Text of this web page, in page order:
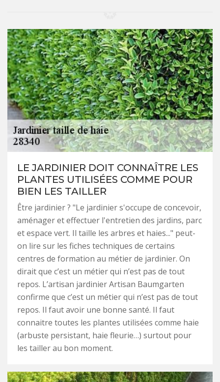
LE JARDINIER DOIT CONNAÎTRE LES
PLANTES UTILISÉES COMME POUR
BIEN LES TAILLER
Être jardinier ? "Le jardinier s'occupe de concevoir,
aménager et effectuer l'entretien des jardins, parc
et espace vert. Il taille les arbres et haies..." peut-
on lire sur les fiches techniques de certains
centres de formation au métier de jardinier. On
dirait que c’est un métier qui n’est pas de tout
repos. L’artisan jardinier Artisan Baumgarten
confirme que c’est un métier qui n’est pas de tout
repos. Il faut avoir une bonne santé. Il faut
connaitre toutes les plantes utilisées comme haie
(arbuste persistant, haie fleurie…) surtout pour
les tailler au bon moment.